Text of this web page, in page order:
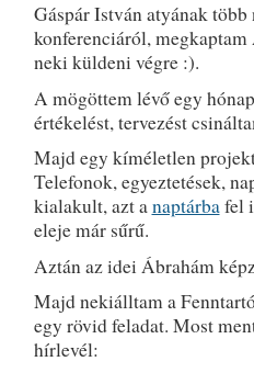
Gáspár István atyának több
konferenciáról,
neki küldeni végre :).
A mögöttem lévő egy
értékelést, tervezést
Majd egy kíméletlen
Telefonok, egyeztetések,
kialakult, azt anaptárbafel
eleje már sűrű.
Aztán az idei Ábrahám
Majd nekiálltam a
egy rövid feladat. Most
hírlevél: